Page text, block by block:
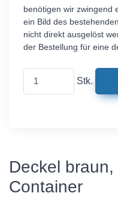
benötigen wir zwingend
ein Bild des
nicht direkt ausgelöst
der Bestellung für eine
Stk.
Deckel
Container